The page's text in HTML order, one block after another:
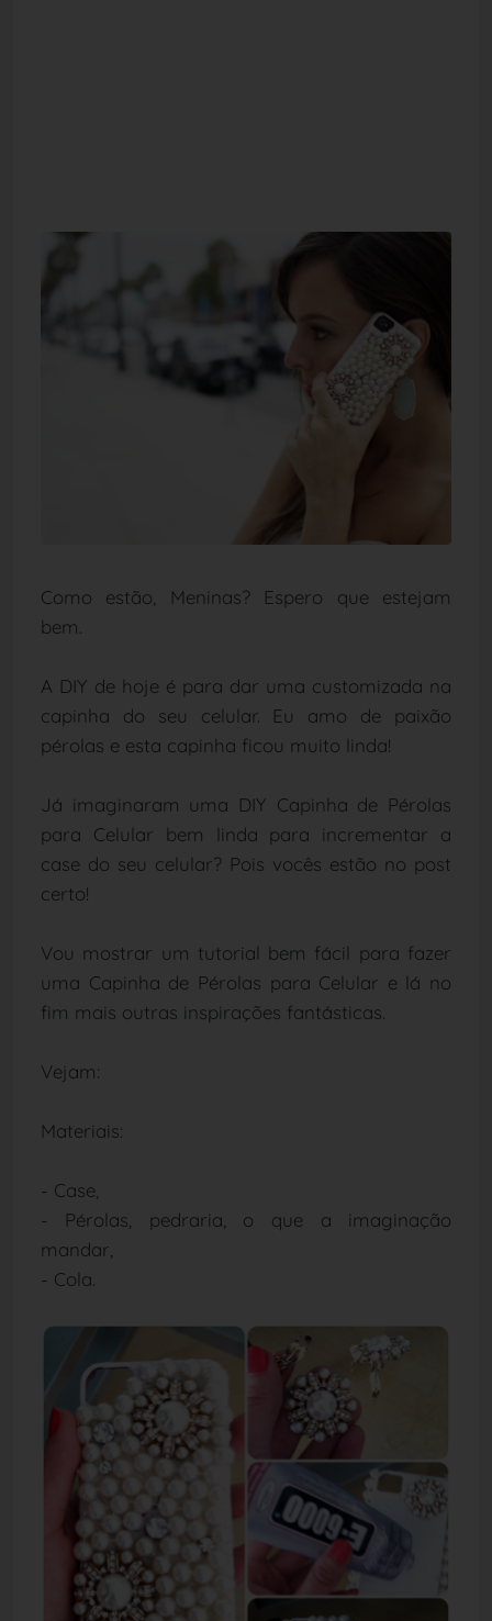
Como estão, Meninas? Espero que estejam
bem.
A DIY de hoje é para dar uma customizada na
capinha do seu celular. Eu amo de paixão
pérolas e esta capinha ficou muito linda!
Já imaginaram uma DIY Capinha de Pérolas
para Celular bem linda para incrementar a
case do seu celular? Pois vocês estão no post
certo!
Vou mostrar um tutorial bem fácil para fazer
uma Capinha de Pérolas para Celular e lá no
fim mais outras inspirações fantásticas.
Vejam:
Materiais:
- Case,
- Pérolas, pedraria, o que a imaginação
mandar,
- Cola.